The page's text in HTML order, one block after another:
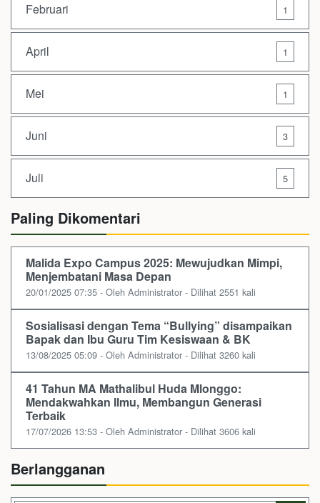
Februari 1
April 1
Mei 1
Juni 3
Juli 5
Paling Dikomentari
Malida Expo Campus 2025: Mewujudkan Mimpi,
Menjembatani Masa Depan
20/01/2025 07:35 - Oleh Administrator - Dilihat 2551 kali
Sosialisasi dengan Tema “Bullying” disampaikan
Bapak dan Ibu Guru Tim Kesiswaan & BK
13/08/2025 05:09 - Oleh Administrator - Dilihat 3260 kali
41 Tahun MA Mathalibul Huda Mlonggo:
Mendakwahkan Ilmu, Membangun Generasi
Terbaik
17/07/2026 13:53 - Oleh Administrator - Dilihat 3606 kali
Berlangganan